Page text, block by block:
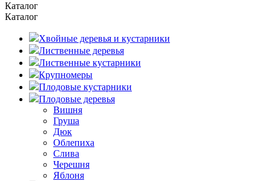
Каталог
Каталог
Хвойные деревья и кустарники
Лиственные деревья
Лиственные кустарники
Крупномеры
Плодовые кустарники
Плодовые деревья
Вишня
Груша
Дюк
Облепиха
Слива
Черешня
Яблоня